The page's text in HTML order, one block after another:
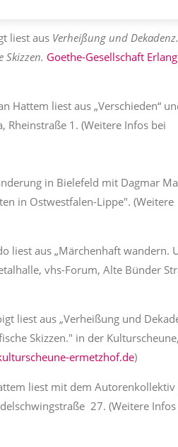
liest aus Verheißung und
Skizzen. Goethe-Gesellschaft
Hattem liest aus „Verschieden“
Rheinstraße 1. (Weitere Infos bei
in Bielefeld mit Dagmar
in Ostwestfalen-Lippe". (Weitere
liest aus „Märchenhaft wandern.
vhs-Forum, Alte Bünder
liest aus „Verheißung und
Skizzen." in der
ermetzhof.de)
liest mit dem Autorenkollektiv
27. (Weitere Infos